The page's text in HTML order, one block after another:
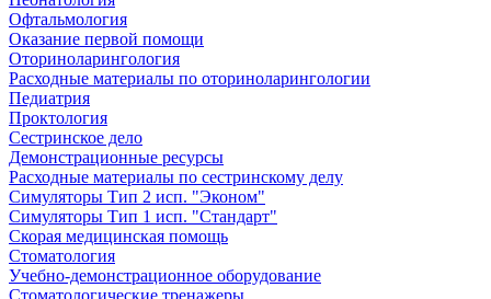
Офтальмология
Оказание первой помощи
Оториноларингология
Расходные материалы по оториноларингологии
Педиатрия
Проктология
Сестринское дело
Демонстрационные ресурсы
Расходные материалы по сестринскому делу
Симуляторы Тип 2 исп. "Эконом"
Симуляторы Тип 1 исп. "Стандарт"
Скорая медицинская помощь
Стоматология
Учебно-демонстрационное оборудование
Стоматологические тренажеры